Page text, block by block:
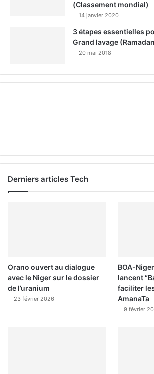
(Classement mondial)
14 janvier 2020
3 étapes essentielles
Grand lavage
20 mai 2018
Derniers articles Tech
Orano ouvert au dialogue
avec le Niger sur le dossier
de l’uranium
23 février 2026
BOA-
lancent
faciliter
AmanaTa
9 février